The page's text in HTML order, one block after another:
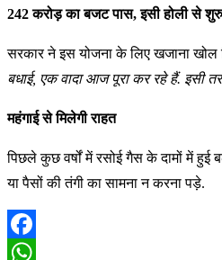
242 करोड़ का बजट पास, इसी होली से
सरकार ने इस योजना के लिए खजाना खोल
बधाई, एक वादा आज पूरा कर रहे हैं. इसी
महंगाई से मिलेगी राहत
पिछले कुछ वर्षों में रसोई गैस के दामों में हुई
या पैसों की तंगी का सामना न करना पड़े.
Facebook